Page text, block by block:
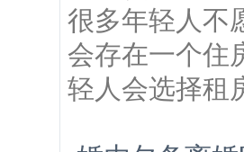
很多年轻人不
会存在一个住
轻人会选择租